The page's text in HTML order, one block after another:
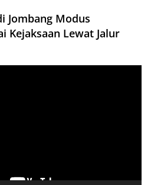
Jombang Modus
Kejaksaan Lewat Jalur